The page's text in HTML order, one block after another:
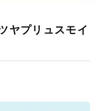
ヤプリュスモイ